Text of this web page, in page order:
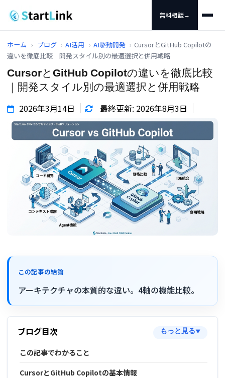
無料相談→
ホーム › ブログ › AI活用 › AI駆動開発 › CursorとGitHub Copilotの
違いを徹底比較｜開発スタイル別の最適選択と併用戦略
CursorとGitHub Copilotの違いを徹底比較
｜開発スタイル別の最適選択と併用戦略
2026年3月14日 最終更新: 2026年8月3日
この記事の結論
アーキテクチャの本質的な違い。4軸の機能比較。
ブログ目次 もっと見る▼
この記事でわかること
CursorとGitHub Copilotの基本情報